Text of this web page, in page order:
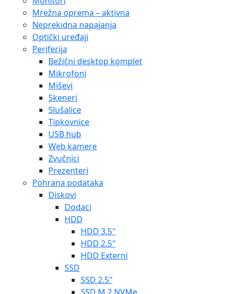
Mrežna oprema – aktivna
Neprekidna napajanja
Optički uređaji
Periferija
Bežični desktop komplet
Mikrofoni
Miševi
Skeneri
Slušalice
Tipkovnice
USB hub
Web kamere
Zvučnici
Prezenteri
Pohrana podataka
Diskovi
Dodaci
HDD
HDD 3.5″
HDD 2.5″
HDD Externi
SSD
SSD 2.5″